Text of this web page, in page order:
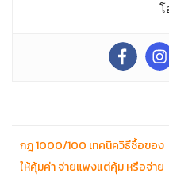
โ
กฎ 1000/100 เทคนิควิธีซื้อของ
ให้คุ้มค่า จ่ายแพงแต่คุ้ม หรือจ่าย